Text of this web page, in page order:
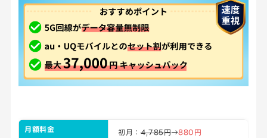
月額料金 初月：4,785円→880円